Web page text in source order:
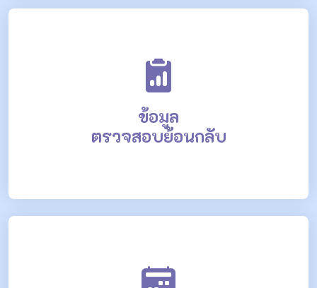
ข้อมูล
ตรวจสอบย้อนกลับ